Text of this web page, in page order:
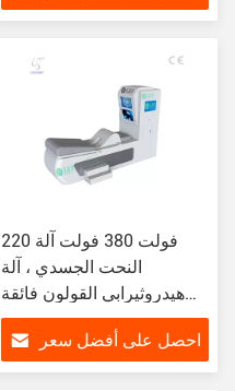
220 فولت 380 فولت آلة
النحت الجسدي ، آلة
هيدروثيرابي القولون فائقة
البخار
احصل على أفضل سعر